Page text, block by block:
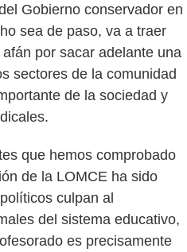
Gobierno conservador en
sea de paso, va a traer
por sacar adelante una
sectores de la comunidad
de la sociedad y
que hemos comprobado
de la LOMCE ha sido
culpan al
del sistema educativo,
es precisamente